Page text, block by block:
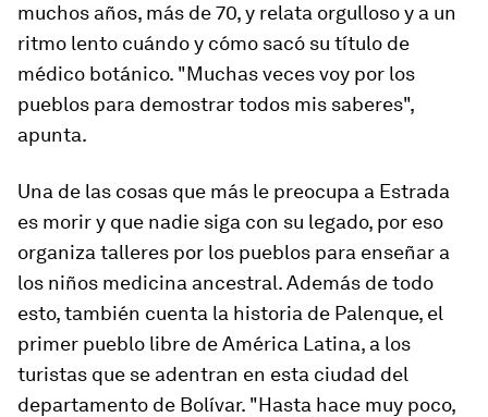
muchos años, más de 70, y relata orgulloso y a un
ritmo lento cuándo y cómo sacó su título de
médico botánico. "Muchas veces voy por los
pueblos para demostrar todos mis saberes",
apunta.
Una de las cosas que más le preocupa a Estrada
es morir y que nadie siga con su legado, por eso
organiza talleres por los pueblos para enseñar a
los niños medicina ancestral. Además de todo
esto, también cuenta la historia de Palenque, el
primer pueblo libre de América Latina, a los
turistas que se adentran en esta ciudad del
departamento de Bolívar. "Hasta hace muy poco,